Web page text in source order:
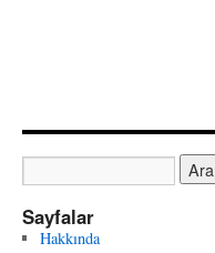
Sayfalar
Hakkında